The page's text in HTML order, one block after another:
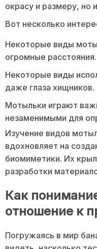
окрасу и размеру, но
Вот несколько
Некоторые виды
огромные расстояния.
Некоторые виды
даже глаза хищников.
Мотыльки играют
незаменимыми для
Изучение видов
вдохновляет на
биомиметики. Их
разработки
Как
отношение к
Погружаясь в мир